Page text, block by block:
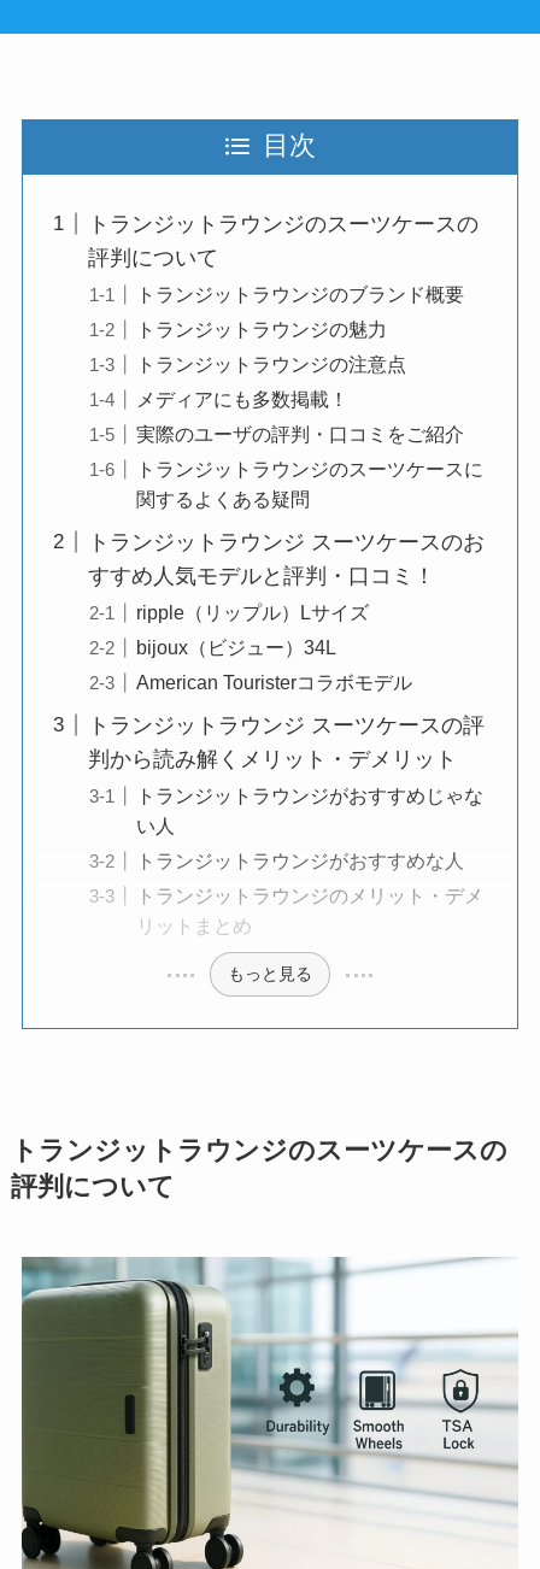
目次
トランジットラウンジのスーツケースの
評判について
トランジットラウンジのブランド概要
トランジットラウンジの魅力
トランジットラウンジの注意点
メディアにも多数掲載！
実際のユーザの評判・口コミをご紹介
トランジットラウンジのスーツケースに
関するよくある疑問
トランジットラウンジ スーツケースのお
すすめ人気モデルと評判・口コミ！
ripple（リップル）Lサイズ
bijoux（ビジュー）34L
American Touristerコラボモデル
トランジットラウンジ スーツケースの評
判から読み解くメリット・デメリット
トランジットラウンジがおすすめじゃな
い人
トランジットラウンジがおすすめな人
トランジットラウンジのメリット・デメ
リットまとめ
もっと見る
トランジットラウンジのスーツケースの
評判について